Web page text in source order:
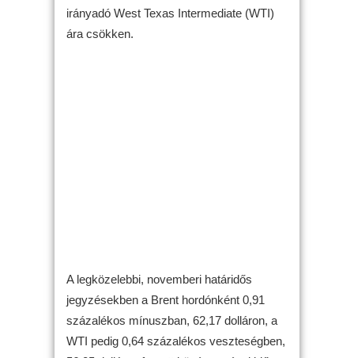
irányadó West Texas Intermediate (WTI)
ára csökken.
A legközelebbi, novemberi határidős
jegyzésekben a Brent hordónként 0,91
százalékos mínuszban, 62,17 dolláron, a
WTI pedig 0,64 százalékos veszteségben,